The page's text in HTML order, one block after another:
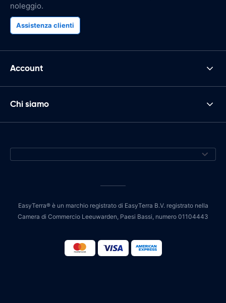
noleggio.
Assistenza clienti
Account
Chi siamo
EasyTerra® è un marchio registrato di EasyTerra B.V. registrato nella
Camera di Commercio Leeuwarden, Paesi Bassi, numero 01104443